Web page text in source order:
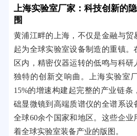
上海实验室厂家：科技创新的
围
黄浦江畔的上海，不仅是金融与贸
起为全球实验室设备制造的重镇。
区内，精密仪器运转的低鸣与科研
独特的创新交响曲。上海实验室
15%的增速构建起完整的产业链条
础显微镜到高端质谱仪的全谱系设
全球60余个国家和地区。这些企业
着全球实验室装备产业的版图。